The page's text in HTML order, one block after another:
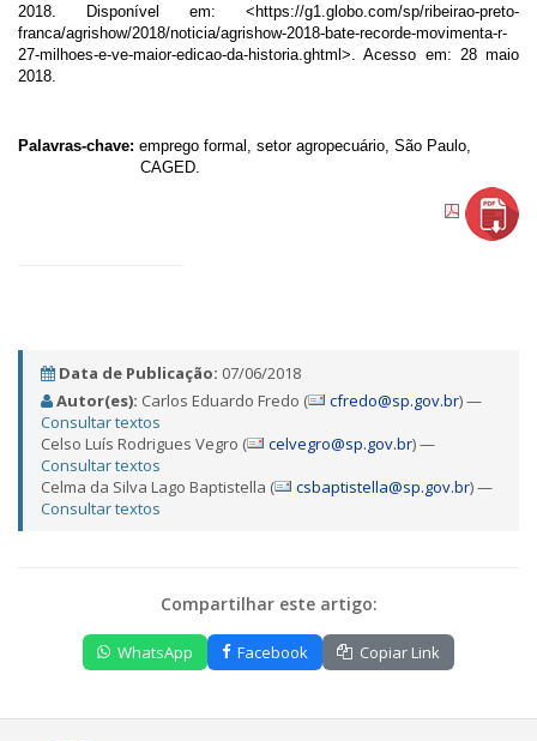
2018. Disponível em: <https://g1.globo.com/sp/ribeirao-preto-
franca/agrishow/2018/noticia/agrishow-2018-bate-recorde-movimenta-r-
27-milhoes-e-ve-maior-edicao-da-historia.ghtml> . Acesso em: 28 maio
2018.
Palavras-chave: emprego formal, setor agropecuário, São Paulo,
CAGED.
Data de Publicação: 07/06/2018
Autor(es): Carlos Eduardo Fredo ( cfredo@sp.gov.br) —
Consultar textos
Celso Luís Rodrigues Vegro (
celvegro@sp.gov.br) —
Consultar textos
Celma da Silva Lago Baptistella (
csbaptistella@sp.gov.br) —
Consultar textos
Compartilhar este artigo:
WhatsApp Facebook Copiar Link